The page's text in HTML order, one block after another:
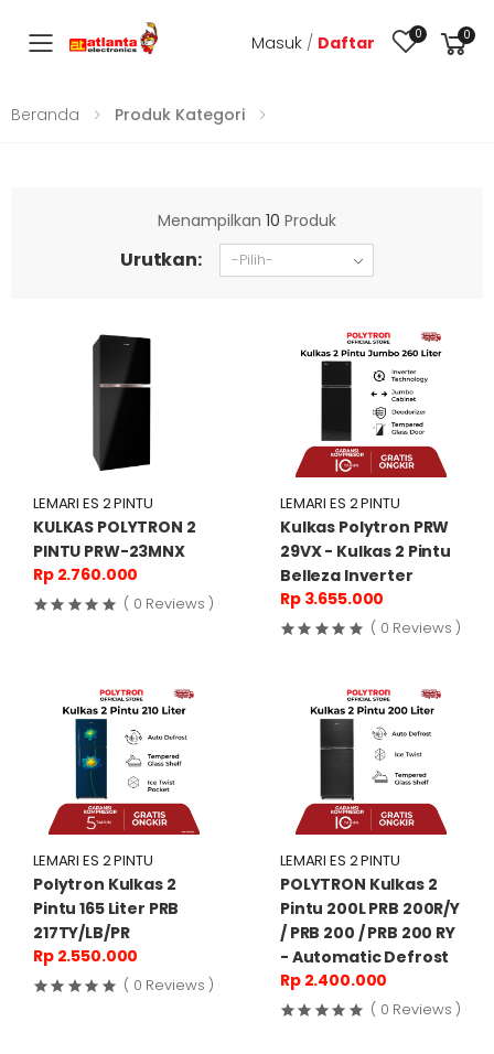
Toggle mobile menu
Masuk / Daftar 0 0
Beranda Produk Kategori
Menampilkan 10 Produk
Urutkan:
LEMARI ES 2 PINTU
KULKAS POLYTRON 2
PINTU PRW-23MNX
Rp 2.760.000
( 0 Reviews )
LEMARI ES 2 PINTU
Kulkas Polytron PRW
29VX - Kulkas 2 Pintu
Belleza Inverter
Rp 3.655.000
( 0 Reviews )
LEMARI ES 2 PINTU
Polytron Kulkas 2
Pintu 165 Liter PRB
217TY/LB/PR
Rp 2.550.000
( 0 Reviews )
LEMARI ES 2 PINTU
POLYTRON Kulkas 2
Pintu 200L PRB 200R/Y
/ PRB 200 / PRB 200 RY
- Automatic Defrost
Rp 2.400.000
( 0 Reviews )